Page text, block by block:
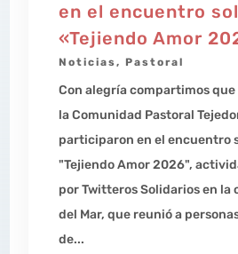
en el encuentro
«Tejiendo Amor
Noticias, Pastoral
Con alegría compartimos
la Comunidad Pastoral
participaron en el encuentro
"Tejiendo Amor 2026",
por Twitteros Solidarios en la
del Mar, que reunió a
de...